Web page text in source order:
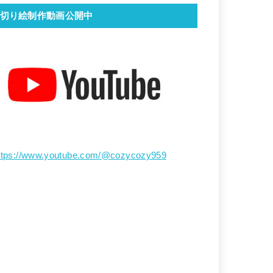
切り絵制作動画公開中
www.youtube.com/@cozycozy959